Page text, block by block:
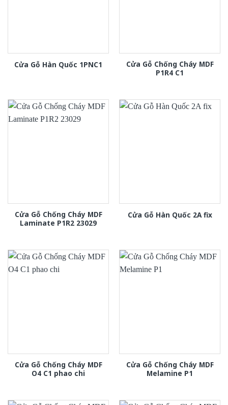
Cửa Gỗ Hàn Quốc 1PNC1
Cửa Gỗ Chống Cháy MDF
P1R4 C1
Cửa Gỗ Chống Cháy MDF
Laminate P1R2 23029
Cửa Gỗ Hàn Quốc 2A fix
Cửa Gỗ Chống Cháy MDF
O4 C1 phao chi
Cửa Gỗ Chống Cháy MDF
Melamine P1